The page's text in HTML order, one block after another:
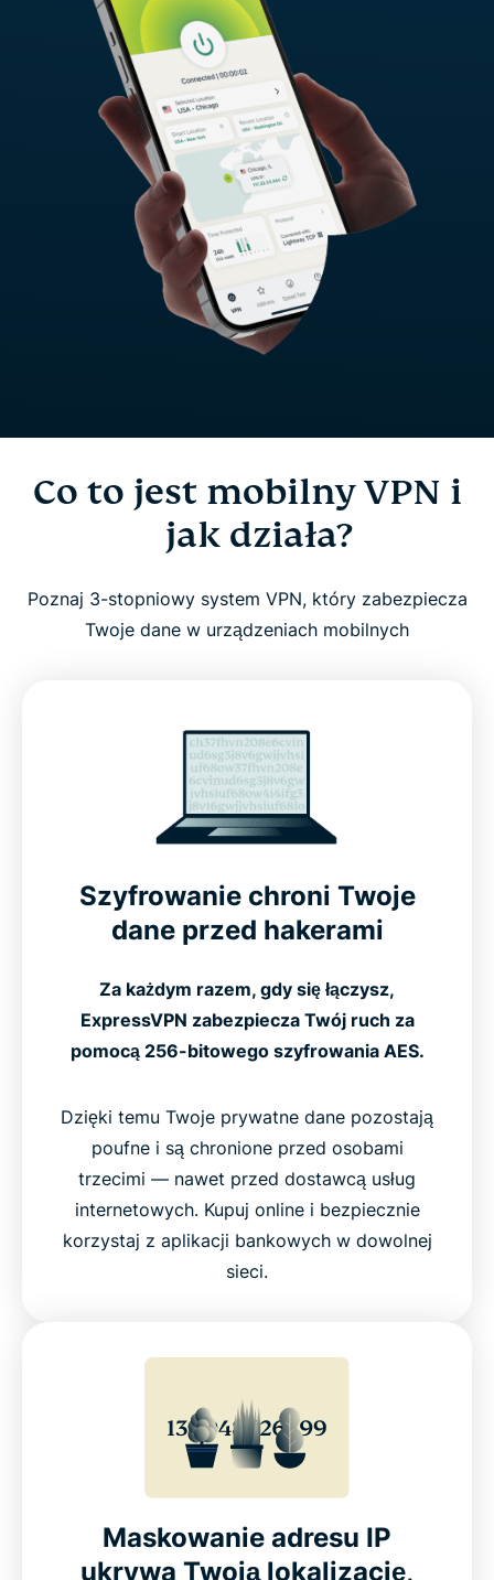
Co to jest mobilny VPN i
jak działa?
Poznaj 3-stopniowy system VPN, który zabezpiecza
Twoje dane w urządzeniach mobilnych
Szyfrowanie chroni Twoje
dane przed hakerami
Za każdym razem, gdy się łączysz,
ExpressVPN zabezpiecza Twój ruch za
pomocą 256-bitowego szyfrowania AES.
Dzięki temu Twoje prywatne dane pozostają
poufne i są chronione przed osobami
trzecimi — nawet przed dostawcą usług
internetowych. Kupuj online i bezpiecznie
korzystaj z aplikacji bankowych w dowolnej
sieci.
Maskowanie adresu IP
ukrywa Twoją lokalizację,